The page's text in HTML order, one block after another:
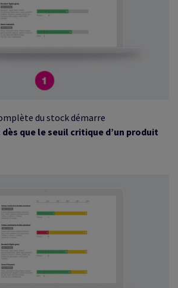
du stock démarre
que le seuil critique d’un produit